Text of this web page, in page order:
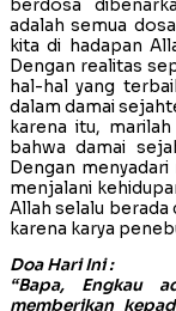
berdosa
adalah semua
kita di hadapan
Dengan realitas
hal-hal yang
dalam damai
karena itu,
bahwa damai
Dengan
menjalani
Allah selalu berada
karena karya
Doa Hari Ini :
“Bapa, Engkau
memberikan